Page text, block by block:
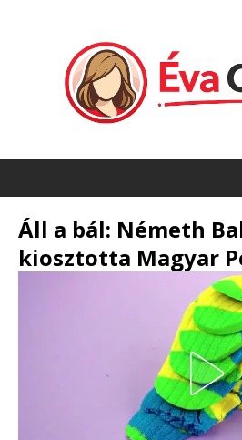
Áll a bál: Németh
kiosztotta Magyar